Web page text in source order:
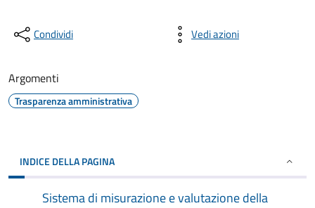
Condividi Vedi azioni
Argomenti
Trasparenza amministrativa
INDICE DELLA PAGINA
Sistema di misurazione e valutazione della